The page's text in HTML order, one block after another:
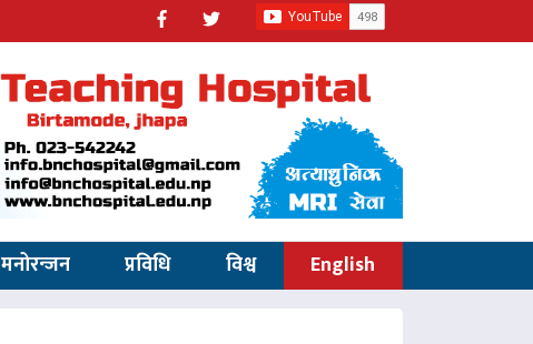
मनोरन्जन प्रविधि विश्व English